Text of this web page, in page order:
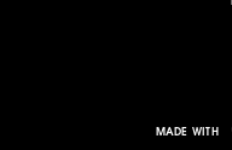
MADE WITH